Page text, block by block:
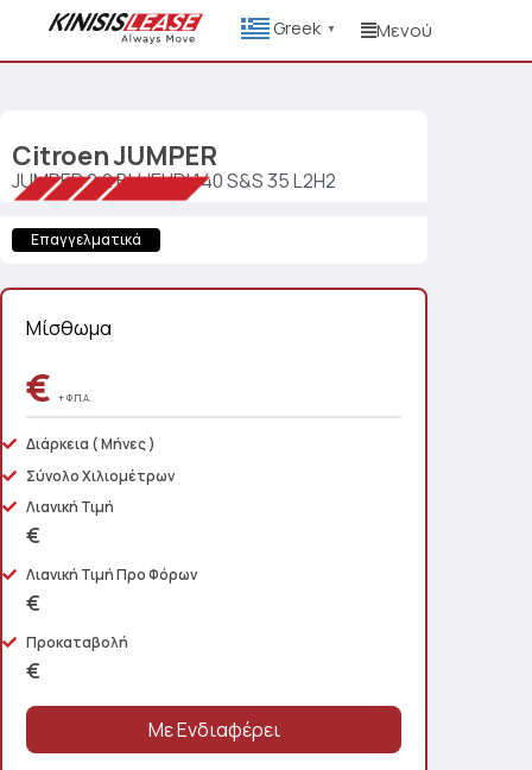
Greek ▼ Μενού
CitroenJUMPER
JUMPER 2.2 BLUEHDI 140 S&S 35 L2H2
Επαγγελματικά
Μίσθωμα
€ + Φ.Π.Α.
Διάρκεια ( Μήνες )
Σύνολο Χιλιομέτρων
Λιανική Τιμή
€
Λιανική Τιμή Προ Φόρων
€
Προκαταβολή
€